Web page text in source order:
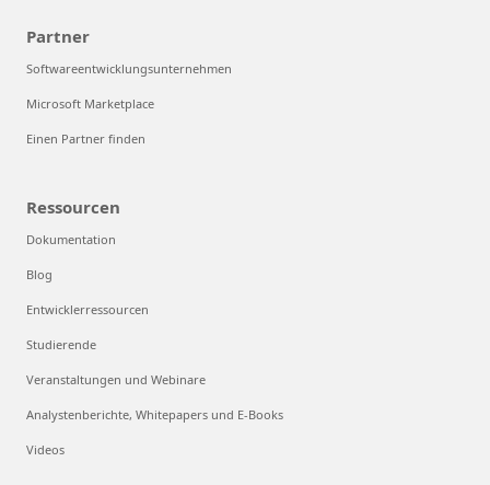
Partner
Softwareentwicklungsunternehmen
Microsoft Marketplace
Einen Partner finden
Ressourcen
Dokumentation
Blog
Entwicklerressourcen
Studierende
Veranstaltungen und Webinare
Analystenberichte, Whitepapers und E-Books
Videos